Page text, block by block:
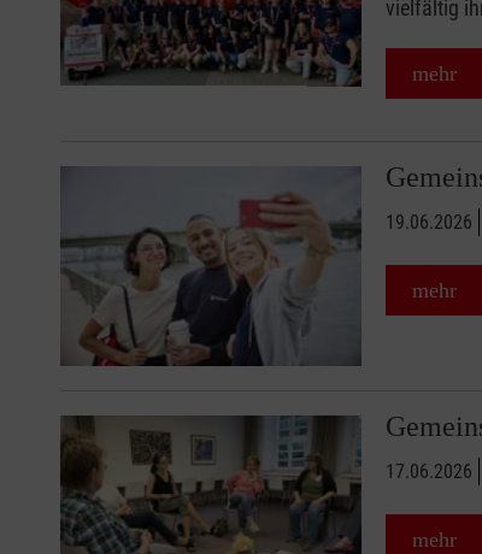
vielfältig
mehr
19.06.2026
mehr
17.06.2026
mehr